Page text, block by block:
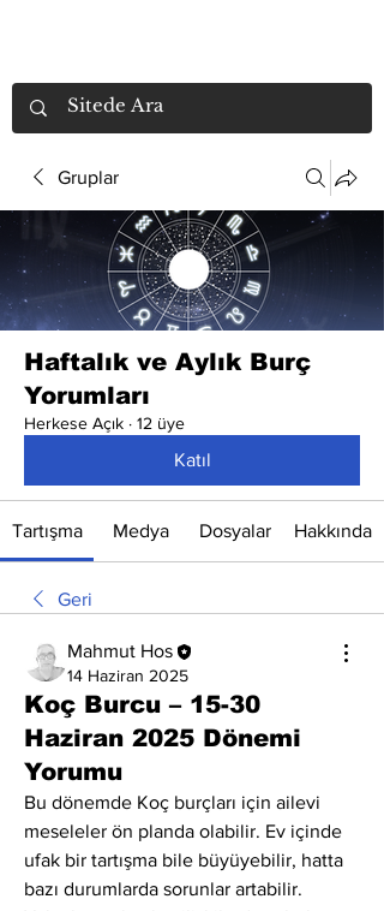
Gruplar
Haftalık ve Aylık Burç
Yorumları
Herkese Açık · 12 üye
Katıl
Tartışma Medya Dosyalar Hakkında
Geri
Mahmut Hos
14 Haziran 2025
Koç Burcu – 15-30
Haziran 2025 Dönemi
Yorumu
Bu dönemde Koç burçları için ailevi
meseleler ön planda olabilir. Ev içinde
ufak bir tartışma bile büyüyebilir, hatta
bazı durumlarda sorunlar artabilir.